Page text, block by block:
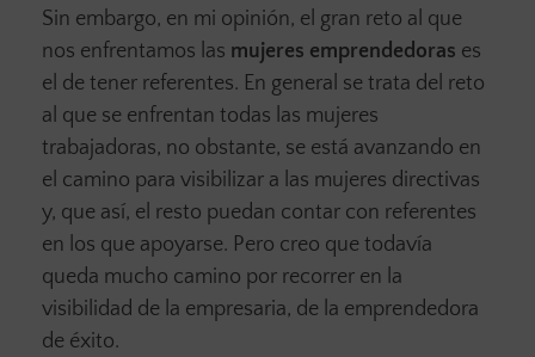
Sin embargo, en mi opinión, el gran reto al que
nos enfrentamos las mujeres emprendedoras es
el de tener referentes. En general se trata del reto
al que se enfrentan todas las mujeres
trabajadoras, no obstante, se está avanzando en
el camino para visibilizar a las mujeres directivas
y, que así, el resto puedan contar con referentes
en los que apoyarse. Pero creo que todavía
queda mucho camino por recorrer en la
visibilidad de la empresaria, de la emprendedora
de éxito.